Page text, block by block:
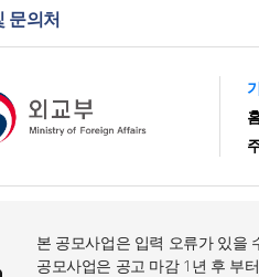
문의처
본 공모사업은 입력 오류가 있을
공모사업은 공고 마감 1년 후 부